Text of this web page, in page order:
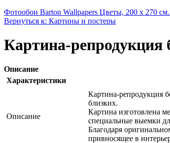
Фотообои Barton Wallpapers Цветы, 200 x 270
Вернуться к: Картины и постеры
Картина-репродукция
Описание
Характеристики
Описание
Картина-репродукция
близких.
Картина изготовлена
специальные выемки
Благодаря
привносящее в